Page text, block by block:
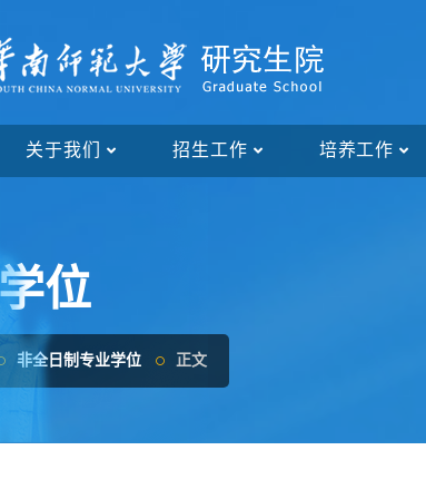
关于我们 招生工作 培养工作
位
非全日制专业学位 正文